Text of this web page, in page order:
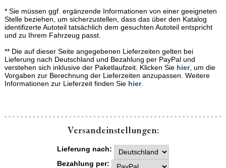
* Sie müssen ggf. ergänzende Informationen von einer geeigneten
Stelle beziehen, um sicherzustellen, dass das über den Katalog
identifizerte Autoteil tatsächlich dem gesuchten Autoteil entspricht
und zu Ihrem Fahrzeug passt.
** Die auf dieser Seite angegebenen Lieferzeiten gelten bei
Lieferung nach Deutschland und Bezahlung per PayPal und
verstehen sich inklusive der Paketlaufzeit. Klicken Sie hier, um die
Vorgaben zur Berechnung der Lieferzeiten anzupassen. Weitere
Informationen zur Lieferzeit finden Sie hier.
Versand­einstellungen:
Lieferung nach:
Bezahlung per: